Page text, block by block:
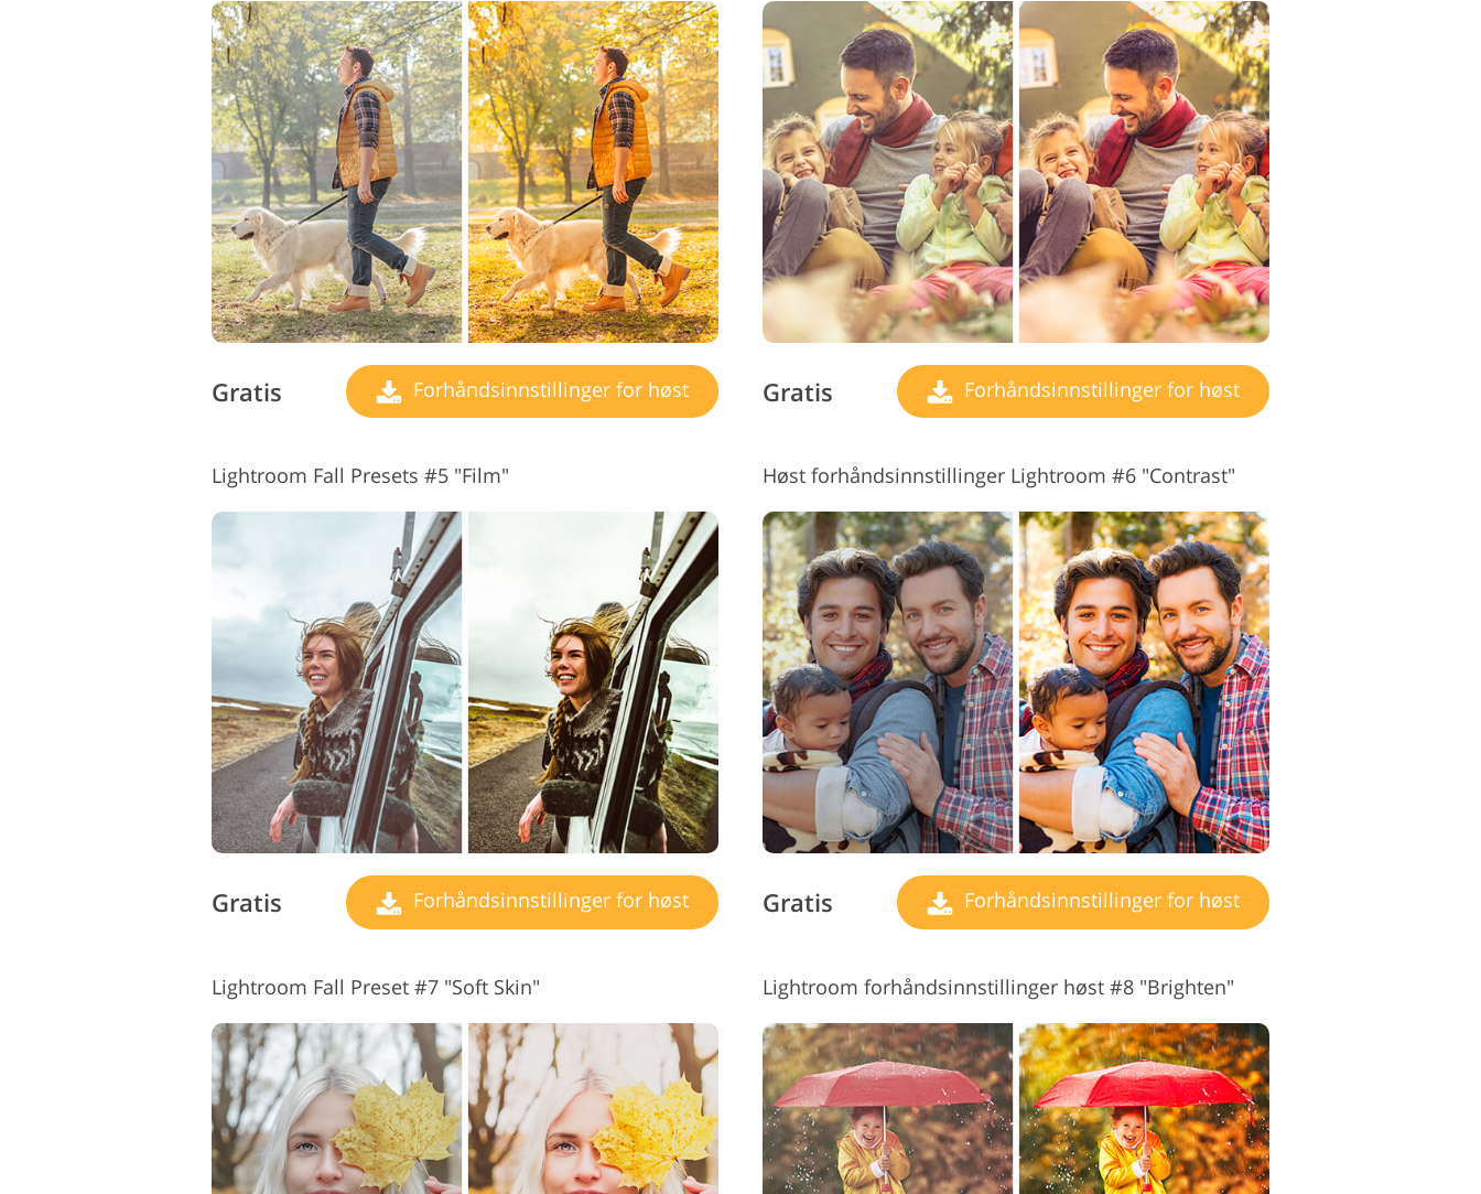
Gratis Forhåndsinnstillinger for høst Gratis Forhåndsinnstillinger for høst
Lightroom Fall Presets #5 "Film"
Gratis Forhåndsinnstillinger for høst
Høst forhåndsinnstillinger Lightroom #6 "Contrast"
Gratis Forhåndsinnstillinger for høst
Lightroom Fall Preset #7 "Soft Skin" Lightroom forhåndsinnstillinger høst #8 "Brighten"